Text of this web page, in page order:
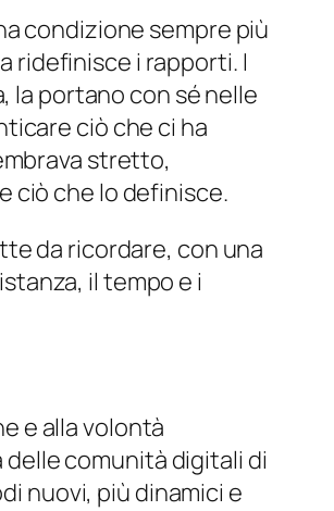
condizione sempre più
ridefinisce i rapporti. I
la portano con sé nelle
ciò che ci ha
stretto,
ciò che lo definisce.
da ricordare, con una
il tempo e i
e alla volontà
delle comunità digitali di
nuovi, più dinamici e